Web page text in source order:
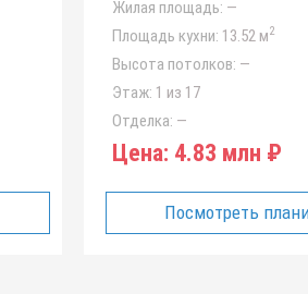
Жилая площадь: —
Площадь кухни: 13.52 м2
Высота потолков: —
Этаж: 1 из 17
Отделка: —
Цена: 4.83 млн ₽
Посмотреть